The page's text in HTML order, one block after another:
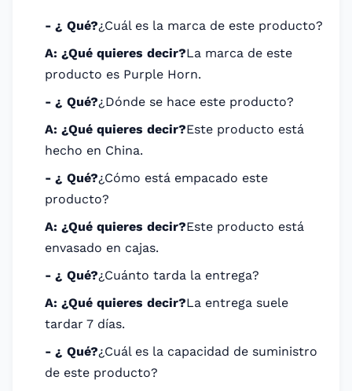
- ¿ Qué?¿Cuál es la marca de este producto?
A: ¿Qué quieres decir?La marca de este
producto es Purple Horn.
- ¿ Qué?¿Dónde se hace este producto?
A: ¿Qué quieres decir?Este producto está
hecho en China.
- ¿ Qué?¿Cómo está empacado este
producto?
A: ¿Qué quieres decir?Este producto está
envasado en cajas.
- ¿ Qué?¿Cuánto tarda la entrega?
A: ¿Qué quieres decir?La entrega suele
tardar 7 días.
- ¿ Qué?¿Cuál es la capacidad de suministro
de este producto?